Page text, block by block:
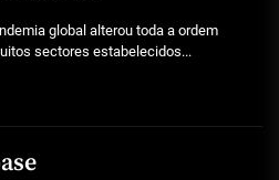
global alterou toda a ordem
sectores estabelecidos...